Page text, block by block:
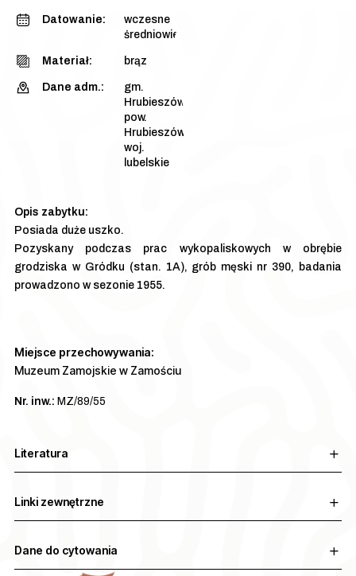
Datowanie:
wczesne
średniowiecze
Materiał: brąz
Dane adm.:
gm.
Hrubieszów,
pow.
Hrubieszów,
woj.
lubelskie
Posiada duże uszko.
Pozyskany podczas prac wykopaliskowych w obrębie
grodziska w Gródku (stan. 1A), grób męski nr 390, badania
prowadzono w sezonie 1955.
Miejsce przechowywania:
Muzeum Zamojskie w Zamościu
Nr. inw.: MZ/89/55
Literatura
Linki zewnętrzne
Dane do cytowania